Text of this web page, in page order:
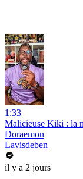
1:33
Malicieuse Kiki : la
Doraemon
Lavisdeben
il y a 2 jours